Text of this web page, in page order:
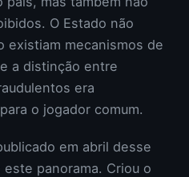
O Estado não
existiam mecanismos de
a distinção entre
era
o jogador comum.
em abril desse
panorama. Criou o